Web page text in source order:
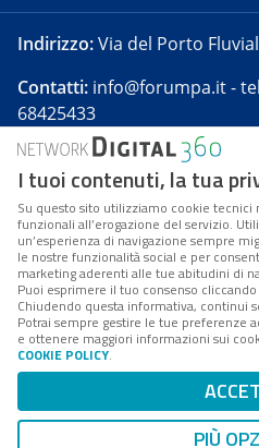
Indirizzo:Via del Porto
Contatti: info@forumpa.it-
68425433
Forumpa.itè una
presso Registro della
Reg. n. 182 del 2 maggio
FPA s.r.l. è società
Coordinamento da parte di
è un'azienda certificata per
Codice Fiscale/Partita IVA n.
n. 1249791.
Mappa
I tuoi contenuti, la tua
Su questo sito utilizziamo cookie tecnici
funzionali all’erogazione del servizio.
un’esperienza di navigazione sempre
le nostre funzionalità social e per
marketing aderenti alle tue abitudini di
Puoi esprimere il tuo consenso cliccando
Chiudendo questa informativa, continui
Potrai sempre gestire le tue preferenze
e ottenere maggiori informazioni sui
COOKIE POLICY.
PIÙ